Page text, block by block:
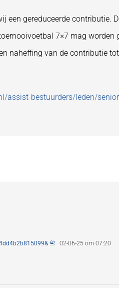
gereduceerde contributie.
7×7 mag worden
naheffing van de contributie
assist-bestuurders/leden/
📇 02-06-25 om 07:20